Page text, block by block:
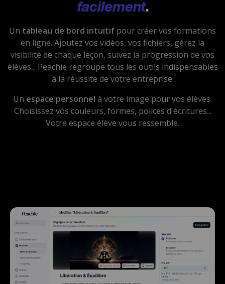
facilement.
Un tableau de bord intuitif pour créer vos formations
en ligne. Ajoutez vos vidéos, vos fichiers, gérez la
visibilité de chaque leçon, suivez la progression de vos
élèves... Peachie regroupe tous les outils indispensables
à la réussite de votre entreprise.
Un espace personnel à votre image pour vos élèves.
Choisissez vos couleurs, formes, polices d'écritures...
Votre espace élève vous ressemble.